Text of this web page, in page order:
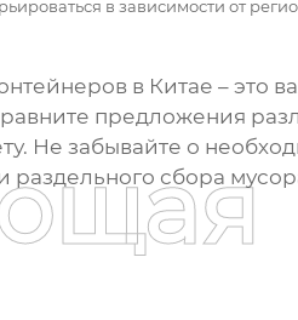
в зависимости от
в Китае – это
предложения
Не забывайте о
раздельного сбора